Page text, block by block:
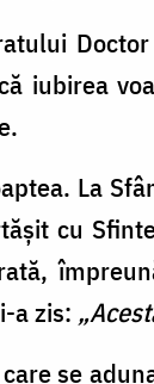
iubirea
La
cu
a zis:
se